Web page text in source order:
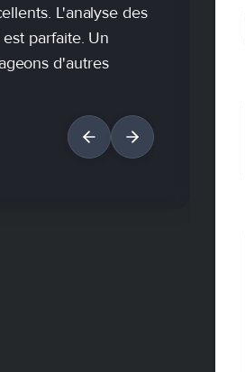
L'analyse des
parfaite. Un
d'autres